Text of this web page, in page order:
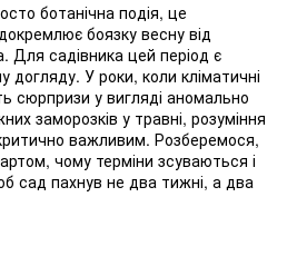
ботанічна подія, це
боязку весну від
Для садівника цей період є
догляду. У роки, коли кліматичні
сюрпризи у вигляді аномально
заморозків у травні, розуміння
важливим. Розберемося,
чому терміни зсуваються і
сад пахнув не два тижні, а два